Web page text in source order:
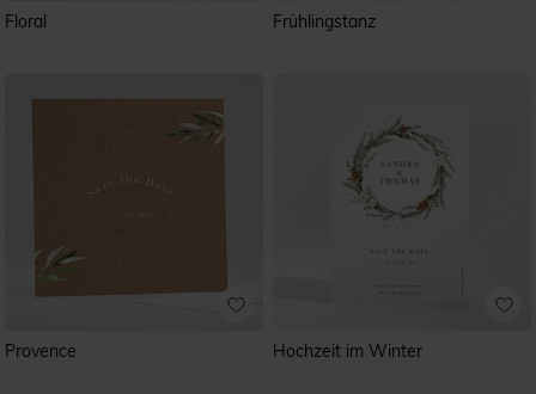
Floral Frühlingstanz
Provence Hochzeit im Winter